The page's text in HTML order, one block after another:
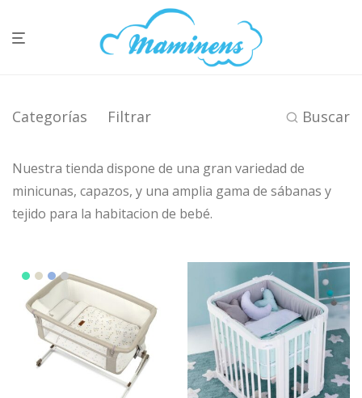
Categorías Filtrar Buscar
Nuestra tienda dispone de una gran variedad de
minicunas, capazos, y una amplia gama de sábanas y
tejido para la habitacion de bebé.